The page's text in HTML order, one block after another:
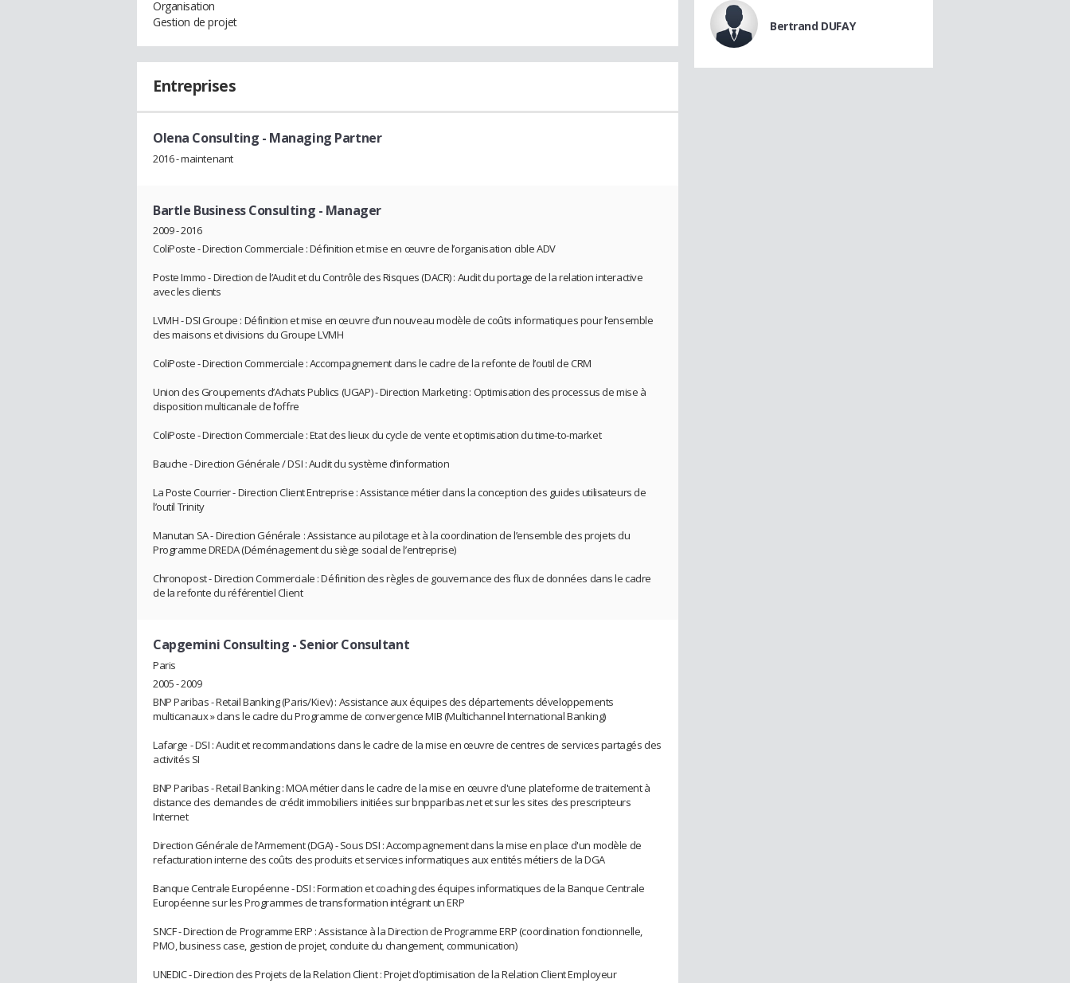
Organisation
Gestion de projet
Entreprises
Olena Consulting - Managing Partner
2016 - maintenant
Bartle Business Consulting - Manager
2009 - 2016
ColiPoste - Direction Commerciale : Définition et mise en œuvre de l’organisation cible ADV
Poste Immo - Direction de l’Audit et du Contrôle des Risques (DACR) : Audit du portage de la relation interactive
avec les clients
LVMH - DSI Groupe : Définition et mise en œuvre d’un nouveau modèle de coûts informatiques pour l’ensemble
des maisons et divisions du Groupe LVMH
ColiPoste - Direction Commerciale : Accompagnement dans le cadre de la refonte de l’outil de CRM
Union des Groupements d’Achats Publics (UGAP) - Direction Marketing : Optimisation des processus de mise à
disposition multicanale de l’offre
ColiPoste - Direction Commerciale : Etat des lieux du cycle de vente et optimisation du time-to-market
Bauche - Direction Générale / DSI : Audit du système d’information
La Poste Courrier - Direction Client Entreprise : Assistance métier dans la conception des guides utilisateurs de
l’outil Trinity
Manutan SA - Direction Générale : Assistance au pilotage et à la coordination de l’ensemble des projets du
Programme DREDA (Déménagement du siège social de l’entreprise)
Chronopost - Direction Commerciale : Définition des règles de gouvernance des flux de données dans le cadre
de la refonte du référentiel Client
Capgemini Consulting - Senior Consultant
Paris
2005 - 2009
BNP Paribas - Retail Banking (Paris/Kiev) : Assistance aux équipes des départements développements
multicanaux » dans le cadre du Programme de convergence MIB (Multichannel International Banking)
Lafarge - DSI : Audit et recommandations dans le cadre de la mise en œuvre de centres de services partagés des
activités SI
BNP Paribas - Retail Banking : MOA métier dans le cadre de la mise en œuvre d'une plateforme de traitement à
distance des demandes de crédit immobiliers initiées sur bnpparibas.net et sur les sites des prescripteurs
Internet
Direction Générale de l’Armement (DGA) - Sous DSI : Accompagnement dans la mise en place d'un modèle de
refacturation interne des coûts des produits et services informatiques aux entités métiers de la DGA
Banque Centrale Européenne - DSI : Formation et coaching des équipes informatiques de la Banque Centrale
Européenne sur les Programmes de transformation intégrant un ERP
SNCF - Direction de Programme ERP : Assistance à la Direction de Programme ERP (coordination fonctionnelle,
PMO, business case, gestion de projet, conduite du changement, communication)
UNEDIC - Direction des Projets de la Relation Client : Projet d’optimisation de la Relation Client Employeur
Bertrand DUFAY